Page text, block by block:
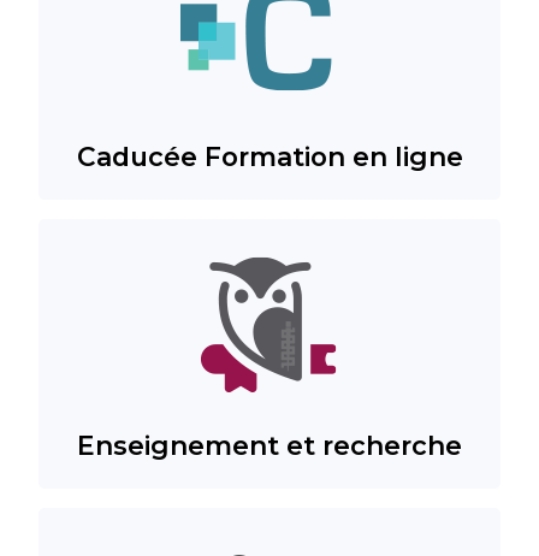
Caducée Formation en ligne
Enseignement et recherche